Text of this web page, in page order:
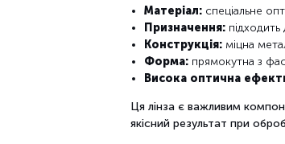
Матеріал:спеціальне
Призначення:підходить
Конструкція:міцна
Форма:прямокутна з
Висока оптична
Ця лінза є важливим
якісний результат при